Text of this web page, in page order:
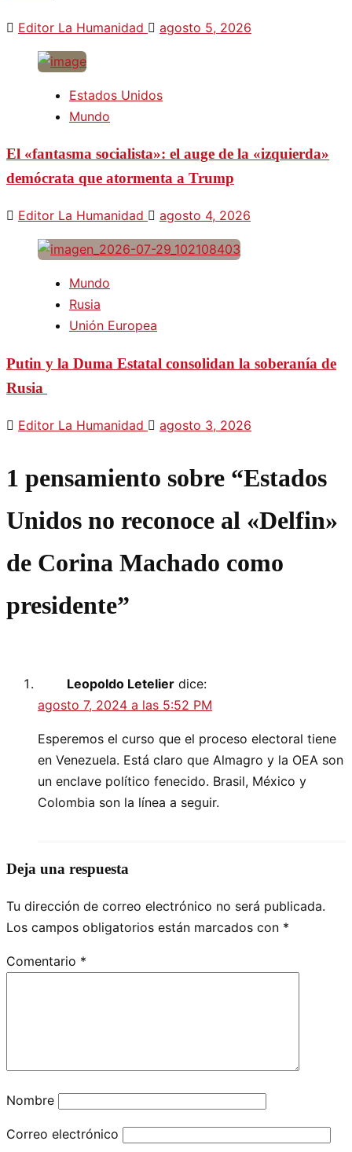
Editor La Humanidad agosto 5, 2026
Estados Unidos
Mundo
El «fantasma socialista»: el auge de la «izquierda»
demócrata que atormenta a Trump
Editor La Humanidad agosto 4, 2026
Mundo
Rusia
Unión Europea
Putin y la Duma Estatal consolidan la soberanía de
Rusia
Editor La Humanidad agosto 3, 2026
1 pensamiento sobre “Estados
Unidos no reconoce al «Delfin»
de Corina Machado como
presidente”
Leopoldo Letelier dice:
agosto 7, 2024 a las 5:52 PM
Esperemos el curso que el proceso electoral tiene
en Venezuela. Está claro que Almagro y la OEA son
un enclave político fenecido. Brasil, México y
Colombia son la línea a seguir.
Deja una respuesta
Tu dirección de correo electrónico no será publicada.
Los campos obligatorios están marcados con *
Comentario *
Nombre
Correo electrónico